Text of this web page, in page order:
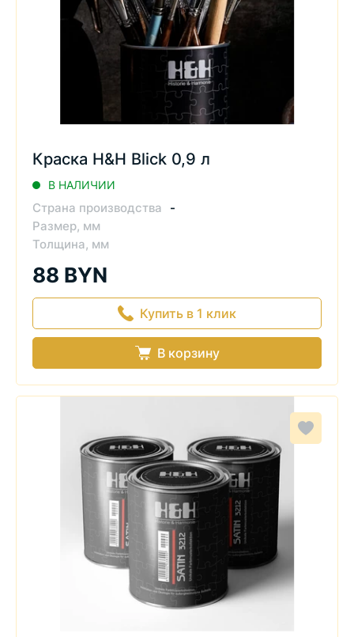
Краска H&H Blick 0,9 л
В НАЛИЧИИ
Страна производства
-
Размер, мм
Толщина, мм
88 BYN
Купить в 1 клик
В корзину